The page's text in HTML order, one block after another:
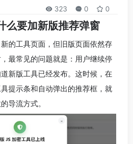
323 0 0
么要加新版推荐弹窗
的工具页面，但旧版页面依然存
最常见的问题就是：用户继续停
新版工具已经发布。这时候，在
提示条和自动弹出的推荐框，就
导流方式。